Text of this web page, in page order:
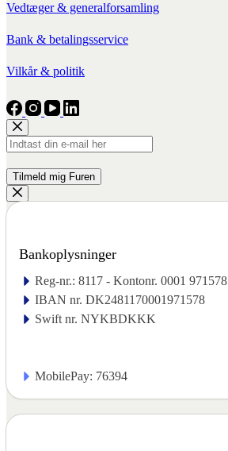
Vedtæger & generalforsamling
Bank & betalingsservice
Vilkår & politik
Bankoplysninger
Reg-nr.: 8117 - Kontonr. 0001 971578
IBAN nr. DK2481170001971578
Swift nr. NYKBDKKK
MobilePay: 76394